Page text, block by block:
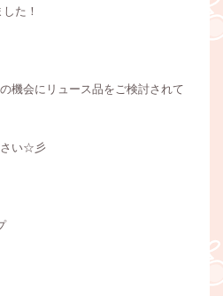
た！
機会にリュース品をご検討されて
さい☆彡